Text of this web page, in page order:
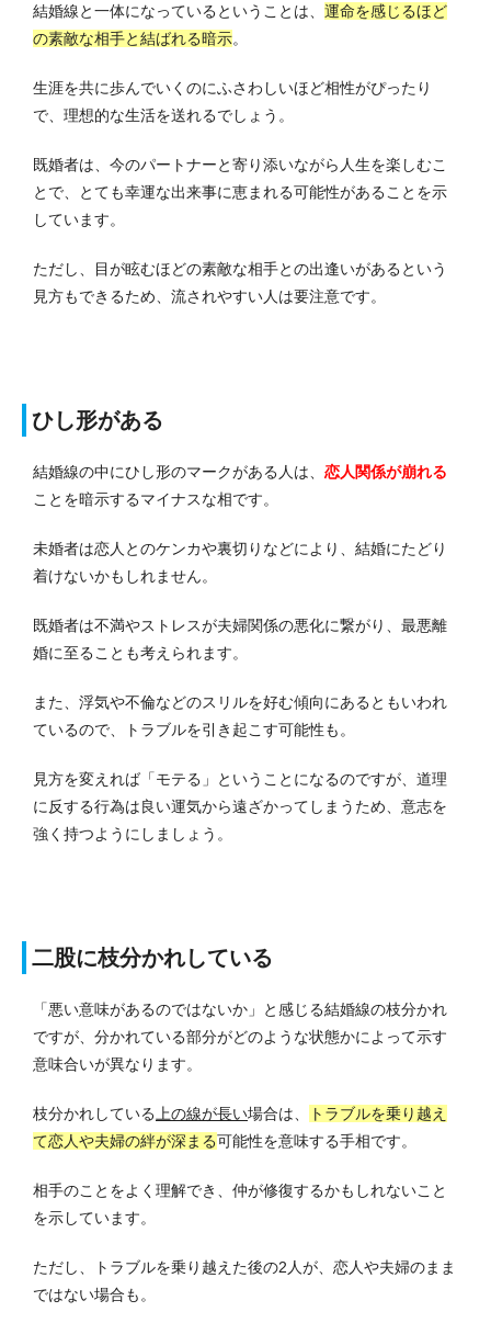
結婚線と一体になっているということは、 運命を感じるほど
の素敵な相手と結ばれる暗示。
生涯を共に歩んでいくのにふさわしいほど相性がぴったり
で、理想的な生活を送れるでしょう。
既婚者は、今のパートナーと寄り添いながら人生を楽しむこ
とで、とても幸運な出来事に恵まれる可能性があることを示
しています。
ただし、目が眩むほどの素敵な相手との出逢いがあるという
見方もできるため、流されやすい人は要注意です。
ひし形がある
結婚線の中にひし形のマークがある人は、 恋人関係が崩れる
ことを暗示するマイナスな相です。
未婚者は恋人とのケンカや裏切りなどにより、結婚にたどり
着けないかもしれません。
既婚者は不満やストレスが夫婦関係の悪化に繋がり、最悪離
婚に至ることも考えられます。
また、浮気や不倫などのスリルを好む傾向にあるともいわれ
ているので、トラブルを引き起こす可能性も。
見方を変えれば「モテる」ということになるのですが、道理
に反する行為は良い運気から遠ざかってしまうため、意志を
強く持つようにしましょう。
二股に枝分かれしている
「悪い意味があるのではないか」と感じる結婚線の枝分かれ
ですが、分かれている部分がどのような状態かによって示す
意味合いが異なります。
枝分かれしている 上の線が長い場合は、
トラブルを乗り越え
て恋人や夫婦の絆が深まる可能性を意味する手相です。
相手のことをよく理解でき、仲が修復するかもしれないこと
を示しています。
ただし、トラブルを乗り越えた後の2人が、恋人や夫婦のまま
ではない場合も。